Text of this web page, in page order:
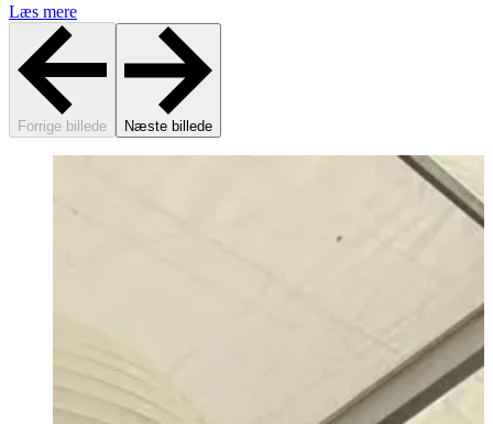
Læs mere
Forrige billede Næste billede